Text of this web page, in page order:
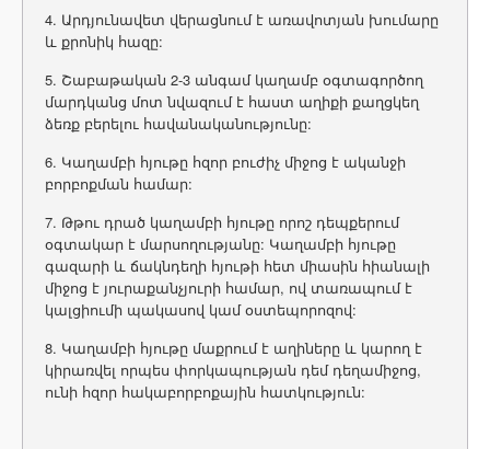
4. Արդյունավետ վերացնում է առավոտյան խումարը
և քրոնիկ հազը:
5. Շաբաթական 2-3 անգամ կաղամբ օգտագործող
մարդկանց մոտ նվազում է հաստ աղիքի քաղցկեղ
ձեռք բերելու հավանականությունը:
6. Կաղամբի հյութը հզոր բուժիչ միջոց է ականջի
բորբոքման համար:
7. Թթու դրած կաղամբի հյութը որոշ դեպքերում
օգտակար է մարսողությանը: Կաղամբի հյութը
գազարի և ճակնդեղի հյութի հետ միասին հիանալի
միջոց է յուրաքանչյուրի համար, ով տառապում է
կալցիումի պակասով կամ օստեպորոզով:
8. Կաղամբի հյութը մաքրում է աղիները և կարող է
կիրառվել որպես փորկապության դեմ դեղամիջոց,
ունի հզոր հակաբորբոքային հատկություն: